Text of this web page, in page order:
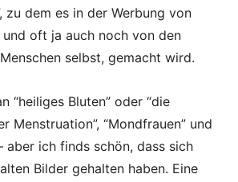
zu dem es in der Werbung von
oft ja auch noch von den
selbst, gemacht wird.
“heiliges Bluten” oder “die
Menstruation”, “Mondfrauen” und
aber ich finds schön, dass sich
Bilder gehalten haben. Eine